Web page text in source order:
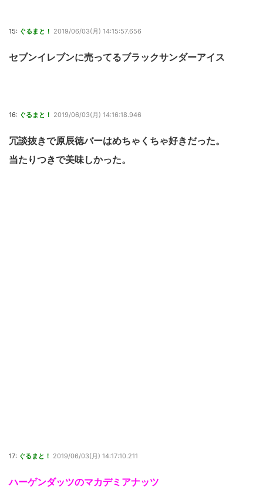
15: ぐるまと！ 2019/06/03(月) 14:15:57.656
セブンイレブンに売ってるブラックサンダーアイス
16: ぐるまと！ 2019/06/03(月) 14:16:18.946
冗談抜きで原辰徳バーはめちゃくちゃ好きだった。
当たりつきで美味しかった。
17: ぐるまと！ 2019/06/03(月) 14:17:10.211
ハーゲンダッツのマカデミアナッツ